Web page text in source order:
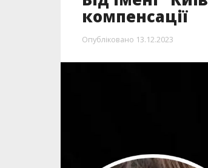
компенсації
Опубліковано 13.12.2023